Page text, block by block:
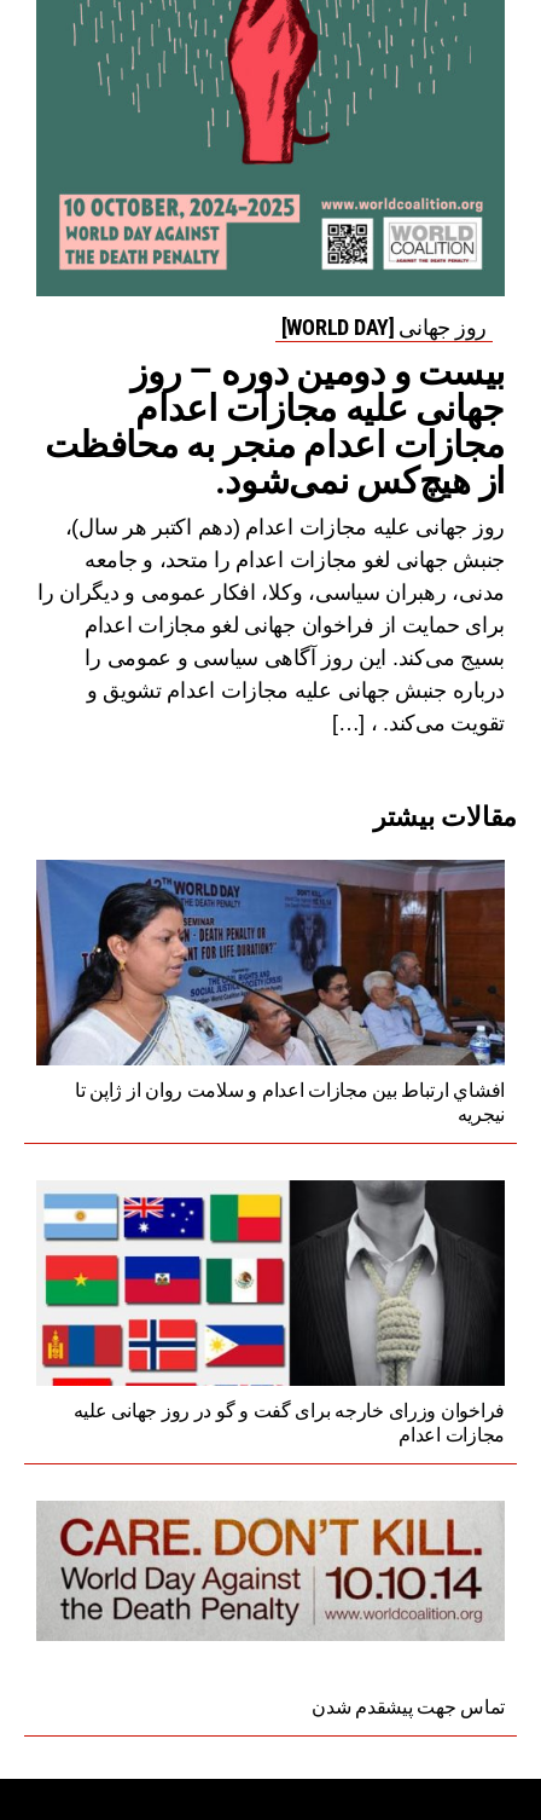
روز جهانی [WORLD DAY]
بیست و دومین دوره – روز
جهانی علیه مجازات اعدام
مجازات اعدام منجر به محافظت
از هیچ‌کس نمی‌شود.
روز جهانی علیه مجازات اعدام (دهم اکتبر هر سال)،
جنبش جهانی لغو مجازات اعدام را متحد، و جامعه
مدنی، رهبران سیاسی، وکلا، افکار عمومی و دیگران را
برای حمایت از فراخوان جهانی لغو مجازات اعدام
بسیج می‌کند. این روز آگاهی سیاسی و عمومی را
درباره جنبش جهانی علیه مجازات اعدام تشویق و
تقویت می‌کند. ، […]
مقالات بیشتر
افشاي ارتباط بین مجازات اعدام و سلامت روان از ژاپن تا
نیجریه
فراخوان وزرای خارجه برای گفت و گو در روز جهانی عليه
مجازات اعدام
تماس جهت پیشقدم شدن